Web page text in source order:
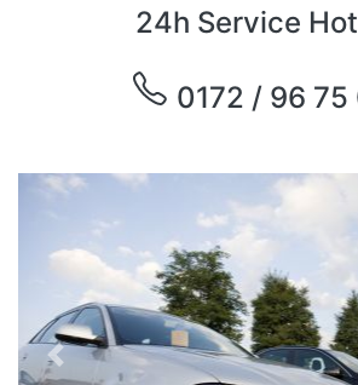
24h Service
0172 / 96 75
Previous